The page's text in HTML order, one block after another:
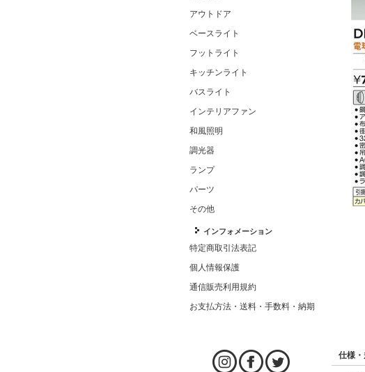
アウトドア
ベースライト
フットライト
キッチンライト
バスライト
インテリアファン
和風照明
調光器
ランプ
パーツ
その他
インフォメーション
特定商取引法表記
個人情報保護
通信販売利用規約
お支払方法・送料・手数料・納期
仕様